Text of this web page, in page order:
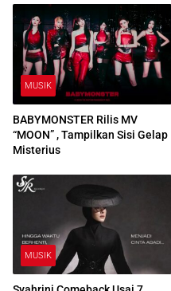
MUSIK
BABYMONSTER Rilis MV
“MOON” , Tampilkan Sisi Gelap
Misterius
MUSIK